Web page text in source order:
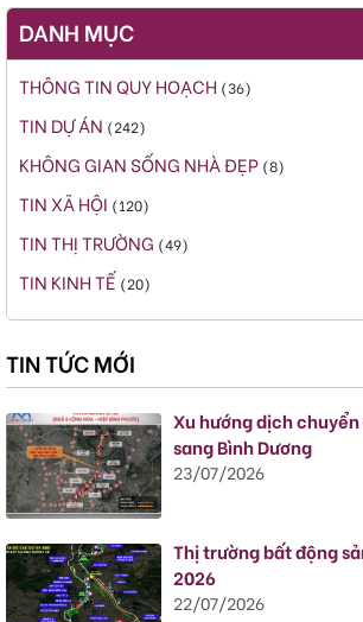
DANH MỤC
THÔNG TIN QUY HOẠCH (36)
TIN DỰ ÁN (242)
KHÔNG GIAN SỐNG NHÀ ĐẸP (8)
TIN XÃ HỘI (120)
TIN THỊ TRƯỜNG (49)
TIN KINH TẾ (20)
TIN TỨC MỚI
Xu hướng dịch chuyển
sang Bình Dương
23/07/2026
Thị trường bất động
2026
22/07/2026